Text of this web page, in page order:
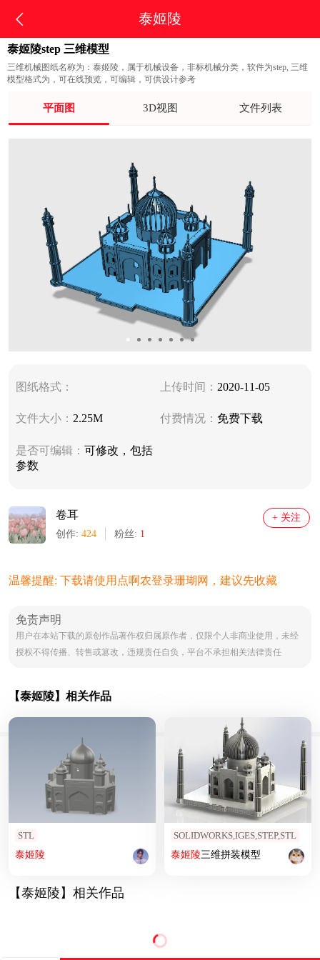
泰姬陵
泰姬陵step 三维模型
三维机械图纸名称为：泰姬陵，属于机械设备，非标机械分类，软件为step, 三维
模型格式为，可在线预览，可编辑，可供设计参考
平面图 3D视图 文件列表
图纸格式： 上传时间： 2020-11-05
文件大小： 2.25M 付费情况： 免费下载
是否可编辑： 可修改，包括
参数
卷耳
创作: 424 粉丝: 1
+ 关注
温馨提醒: 下载请使用点啊农登录珊瑚网，建议先收藏
免责声明
用户在本站下载的原创作品著作权归属原作者，仅限个人非商业使用，未经
授权不得传播、转售或篡改，违规责任自负，平台不承担相关法律责任
【泰姬陵】相关作品
STL
泰姬陵
SOLIDWORKS,IGES,STEP,STL
泰姬陵三维拼装模型
【泰姬陵】相关作品